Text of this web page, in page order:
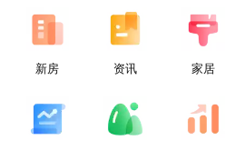
新房 资讯 家居